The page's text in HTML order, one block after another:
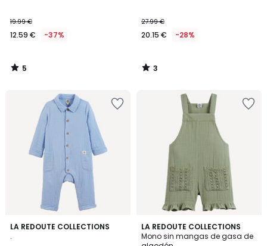
19.99 €
12.59 € -37%
5
/
27.99 €
20.15 € -28%
3
/
LA REDOUTE COLLECTIONS
.
4,2
LA REDOUTE COLLECTIONS
Mono sin mangas de gasa de
5
/